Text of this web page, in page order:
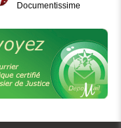
Documentissime